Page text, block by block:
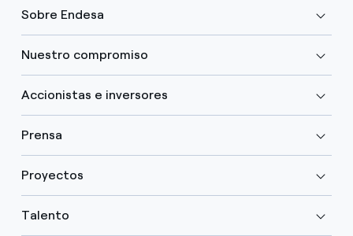
Sobre Endesa
Nuestro compromiso
Accionistas e inversores
Prensa
Proyectos
Talento